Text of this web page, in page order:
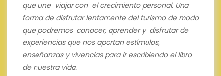
que une viajar con el crecimiento personal. Una
forma de disfrutar lentamente del turismo de modo
que podremos conocer, aprender y disfrutar de
experiencias que nos aportan estímulos,
enseñanzas y vivencias para ir escribiendo el libro
de nuestra vida.